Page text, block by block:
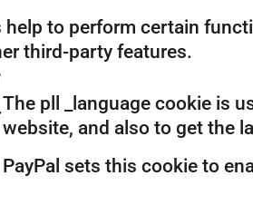
to perform certain
third-party features.
The pll _language cookie is
website, and also to get the
PayPal sets this cookie to